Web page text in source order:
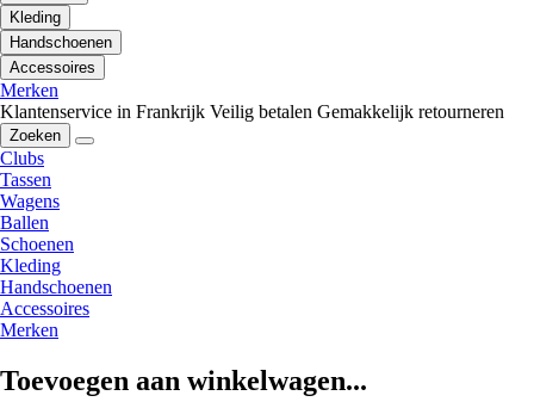
Kleding
Handschoenen
Accessoires
Merken
Klantenservice in Frankrijk Veilig betalen Gemakkelijk retourneren
Zoeken
Clubs
Tassen
Wagens
Ballen
Schoenen
Kleding
Handschoenen
Accessoires
Merken
Toevoegen aan winkelwagen...